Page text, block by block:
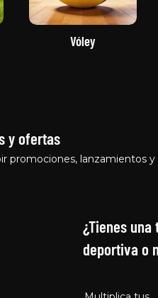
Vóley
y ofertas
promociones, lanzamientos
¿Tienes una
deportiva o